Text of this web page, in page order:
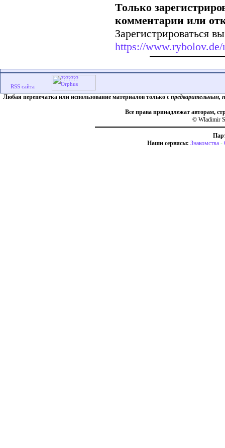
Только
комментарии или
Зарегистрироваться
https://www.rybolov.de/
Любая перепечатка или использование материалов только с предварительным,
Все права принадлежат авторам,
© Wladimir
Наши сервисы: Знакомства -